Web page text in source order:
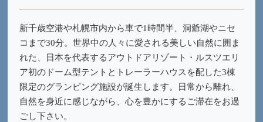
新千歳空港や札幌市内から車で1時間半、洞爺湖やニセ
コまで30分。世界中の人々に愛される美しい自然に囲ま
れた、日本を代表するアウトドアリゾート・ルスツエリ
ア初のドーム型テントとトレーラーハウスを配した3棟
限定のグランピング施設が誕生します。日常から離れ、
自然を身近に感じながら、心を豊かにするご滞在をお過
ごし下さい。